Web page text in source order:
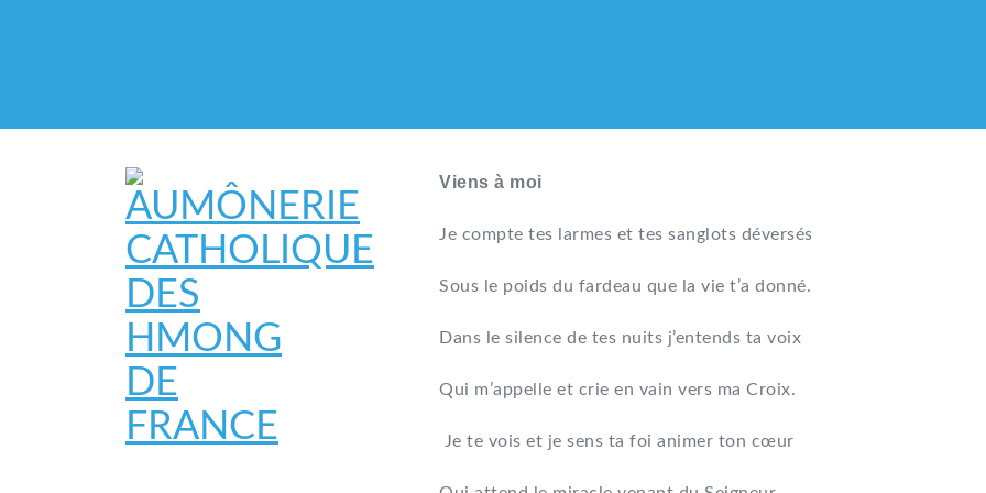
Viens à moi
Je compte tes larmes et tes sanglots déversés
Sous le poids du fardeau que la vie t’a donné.
Dans le silence de tes nuits j’entends ta voix
Qui m’appelle et crie en vain vers ma Croix.
Je te vois et je sens ta foi animer ton cœur